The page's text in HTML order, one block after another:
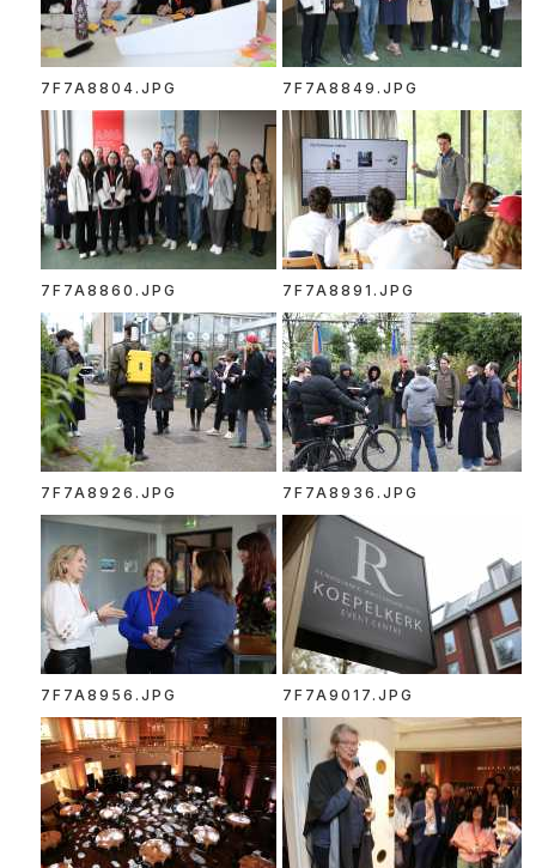
7F7A8804.JPG 7F7A8849.JPG
7F7A8860.JPG 7F7A8891.JPG
7F7A8926.JPG 7F7A8936.JPG
7F7A8956.JPG 7F7A9017.JPG